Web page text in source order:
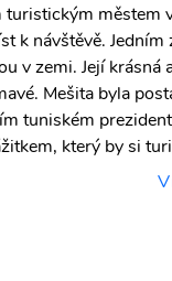
městem
k návštěvě.
v zemi. Její krásná
Mešita byla
tuniském
který by si